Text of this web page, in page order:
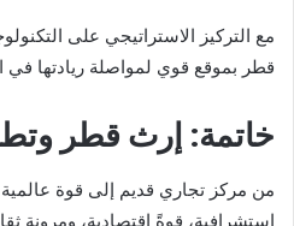
مع التركيز الاستراتيجي على
قطر بموقع قوي لمواصلة ريادتها في
خاتمة: إرث قطر
من مركز تجاري قديم إلى قوة
استشرافية، قوةً اقتصادية، ومرونة